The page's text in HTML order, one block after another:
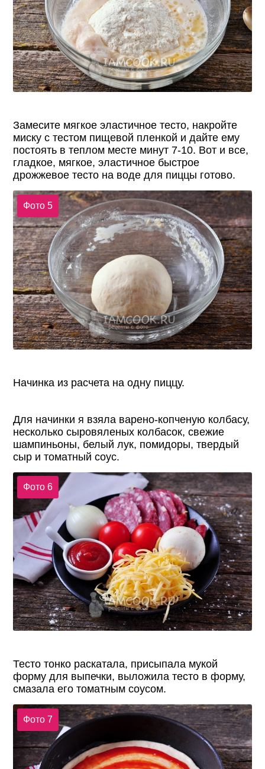
Замесите мягкое эластичное тесто, накройте
миску с тестом пищевой пленкой и дайте ему
постоять в теплом месте минут 7-10. Вот и все,
гладкое, мягкое, эластичное быстрое
дрожжевое тесто на воде для пиццы готово.
Фото 5
Начинка из расчета на одну пиццу.
Для начинки я взяла варено-копченую колбасу,
несколько сыровяленых колбасок, свежие
шампиньоны, белый лук, помидоры, твердый
сыр и томатный соус.
Фото 6
Тесто тонко раскатала, присыпала мукой
форму для выпечки, выложила тесто в форму,
смазала его томатным соусом.
Фото 7